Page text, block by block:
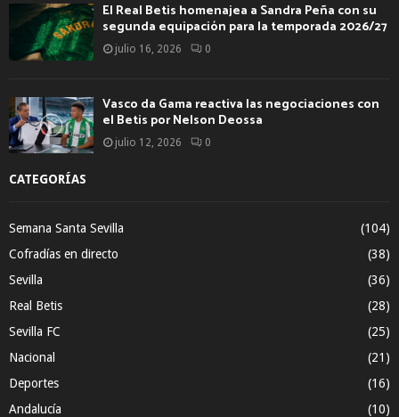
El Real Betis homenajea a Sandra Peña con su
segunda equipación para la temporada 2026/27
julio 16, 2026 0
Vasco da Gama reactiva las negociaciones con
el Betis por Nelson Deossa
julio 12, 2026 0
CATEGORÍAS
Semana Santa Sevilla
(104)
Cofradías en directo
(38)
Sevilla
(36)
Real Betis
(28)
Sevilla FC
(25)
Nacional
(21)
Deportes
(16)
Andalucía
(10)